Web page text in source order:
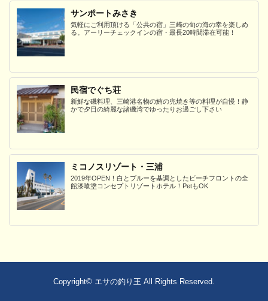
サンポートみさき
気軽にご利用頂ける「公共の宿」三崎の旬の海の幸を楽しめ
る。アーリーチェックインの宿・最長20時間滞在可能！
民宿でぐち荘
新鮮な磯料理、三崎港名物の鮪の兜焼き等の料理が自慢！静
かで夕日の綺麗な諸磯湾でゆったりお過ごし下さい
ミコノスリゾート・三浦
2019年OPEN！白とブルーを基調としたビーチフロントの全
館漆喰塗コンセプトリゾートホテル！PetもOK
Copyright© エサの釣り王 All Rights Reserved.